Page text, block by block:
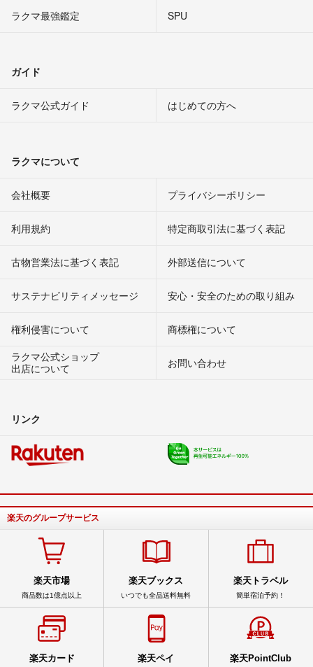
ラクマ最強鑑定
SPU
ガイド
ラクマ公式ガイド はじめての方へ
ラクマについて
会社概要 プライバシーポリシー
利用規約 特定商取引法に基づく表記
古物営業法に基づく表記 外部送信について
サステナビリティメッセージ 安心・安全のための取り組み
権利侵害について
商標権について
ラクマ公式ショップ
出店について
お問い合わせ
リンク
楽天のグループサービス
楽天市場
商品数は1億点以上
楽天ブックス
いつでも全品送料無料
楽天トラベル
簡単宿泊予約！
楽天カード 楽天ペイ 楽天PointClub